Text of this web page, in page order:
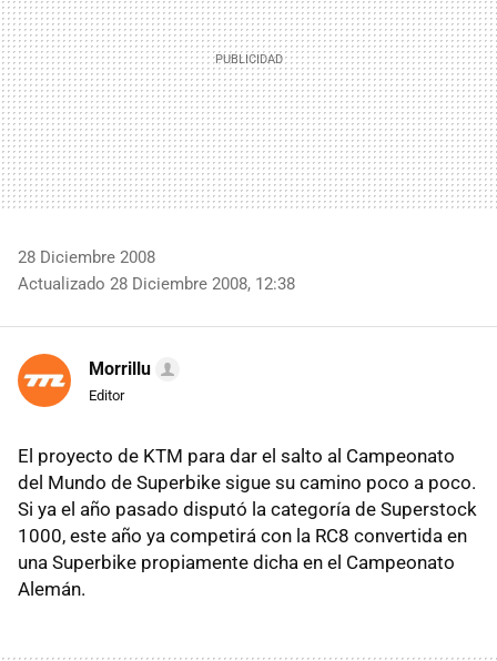
28 Diciembre 2008
Actualizado 28 Diciembre 2008, 12:38
Morrillu
Editor
El proyecto de KTM para dar el salto al Campeonato
del Mundo de Superbike sigue su camino poco a poco.
Si ya el año pasado disputó la categoría de Superstock
1000, este año ya competirá con la RC8 convertida en
una Superbike propiamente dicha en el Campeonato
Alemán.